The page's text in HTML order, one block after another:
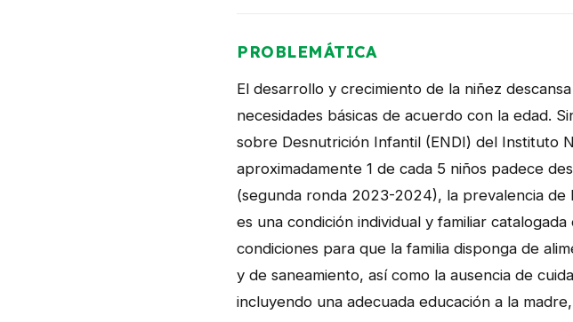
PROBLEMÁTICA
El desarrollo y crecimiento de la niñez
necesidades básicas de acuerdo con la edad.
sobre Desnutrición Infantil (ENDI) del Instituto
aproximadamente 1 de cada 5 niños padece
(segunda ronda 2023-2024), la prevalencia de
es una condición individual y familiar
condiciones para que la familia disponga de
y de saneamiento, así como la ausencia de
incluyendo una adecuada educación a la